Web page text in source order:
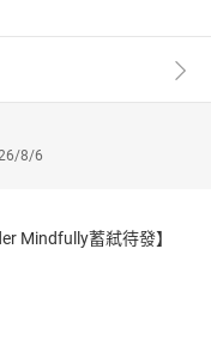
employing ideas of
a character
8/6
Mindfully蓄弒待發】